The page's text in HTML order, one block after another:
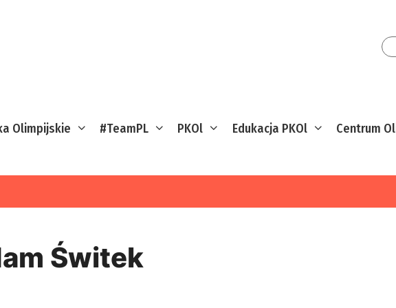
Olimpijskie #TeamPL PKOl Edukacja PKOl Centrum
Świtek